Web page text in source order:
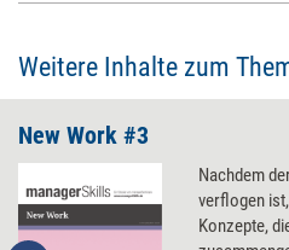
Weitere Inhalte zum
New Work #3
Nachdem
verflogen
Konzepte,